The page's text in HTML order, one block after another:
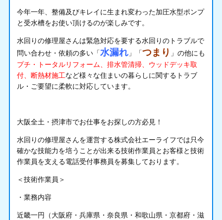
今年一年、整備及びキレイに生まれ変わった加圧水型ポンプ
と受水槽をお使い頂けるのが楽しみです。
水回りの修理屋さんは緊急対応を要する水回りのトラブルで
問い合わせ・依頼の多い「水漏れ」「つまり 」の他にも
プチ・トータルリフォーム、排水管清掃、ウッドデッキ取
付、断熱材施工など様々な住まいの暮らしに関するトラブ
ル・ご要望に柔軟に対応しています。
大阪全土・摂津市でお仕事をお探しの方必見！
水回りの修理屋さんを運営する株式会社エーライフでは只今
確かな技能力を培うことが出来る技術作業員とお客様と技術
作業員を支える電話受付事務員を募集しております。
＜技術作業員＞
・業務内容
近畿一円（大阪府・兵庫県・奈良県・和歌山県・京都府・滋